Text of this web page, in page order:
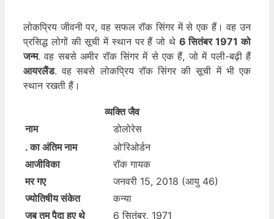
लोकप्रिय जीवनी पर, वह सफल रॉक सिंगर में से एक हैं। वह उन
प्रसिद्ध लोगों की सूची में स्थान पर हैं जो थे 6 सितंबर 1971 को
जन्म. वह सबसे अमीर रॉक सिंगर में से एक हैं, जो में पली-बढ़ी हैं
आयरलैंड. वह सबसे लोकप्रिय रॉक सिंगर की सूची में भी एक
स्थान रखती हैं।
व्यक्ति जैव
नाम
डोलोरेस
. का अंतिम नाम
ओ’रिओर्डन
आजीविका
रॉक गायक
मर गए
जनवरी 15, 2018 (आयु 46)
ज्योतिषीय संकेत
कन्या
जब तुम पैदा हुए थे
6 सितंबर, 1971